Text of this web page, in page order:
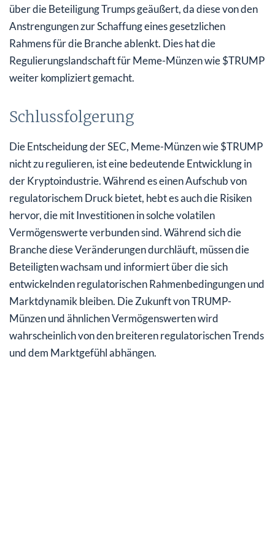
über die Beteiligung Trumps geäußert, da diese von den
Anstrengungen zur Schaffung eines gesetzlichen
Rahmens für die Branche ablenkt. Dies hat die
Regulierungslandschaft für Meme-Münzen wie $TRUMP
weiter kompliziert gemacht.
Schlussfolgerung
Die Entscheidung der SEC, Meme-Münzen wie $TRUMP
nicht zu regulieren, ist eine bedeutende Entwicklung in
der Kryptoindustrie. Während es einen Aufschub von
regulatorischem Druck bietet, hebt es auch die Risiken
hervor, die mit Investitionen in solche volatilen
Vermögenswerte verbunden sind. Während sich die
Branche diese Veränderungen durchläuft, müssen die
Beteiligten wachsam und informiert über die sich
entwickelnden regulatorischen Rahmenbedingungen und
Marktdynamik bleiben. Die Zukunft von TRUMP-
Münzen und ähnlichen Vermögenswerten wird
wahrscheinlich von den breiteren regulatorischen Trends
und dem Marktgefühl abhängen.